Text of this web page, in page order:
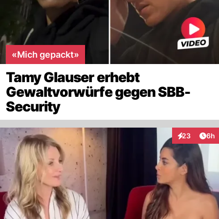
«Mich gepackt»
Tamy Glauser erhebt
Gewaltvorwürfe gegen SBB-
Security
23
Interaktionen
6h